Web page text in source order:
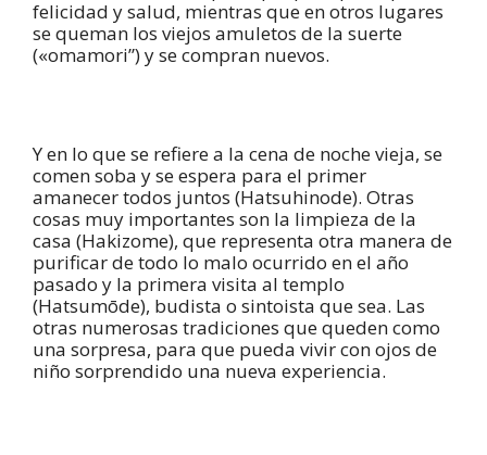
felicidad y salud, mientras que en otros lugares
se queman los viejos amuletos de la suerte
(«omamori”) y se compran nuevos.
Y en lo que se refiere a la cena de noche vieja, se
comen soba y se espera para el primer
amanecer todos juntos (Hatsuhinode). Otras
cosas muy importantes son la limpieza de la
casa (Hakizome), que representa otra manera de
purificar de todo lo malo ocurrido en el año
pasado y la primera visita al templo
(Hatsumōde), budista o sintoista que sea. Las
otras numerosas tradiciones que queden como
una sorpresa, para que pueda vivir con ojos de
niño sorprendido una nueva experiencia.